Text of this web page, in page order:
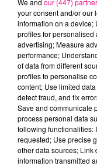
22 juillet 2026
Toulouse :
secteur
We and our (447)
your consent and/or our
information on a device;
profiles for personalised
advertising; Measure
performance;
of data from different
profiles to personalise
content; Use limited
detect fraud, and fix
Save and communicate
process personal data
following functionalities:
requested; Use precise
other data sources; Link
information transmitted